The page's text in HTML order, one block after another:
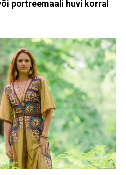
portreemaali huvi korral